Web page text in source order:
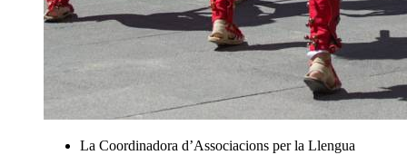
La Coordinadora d’Associacions per la Llengua